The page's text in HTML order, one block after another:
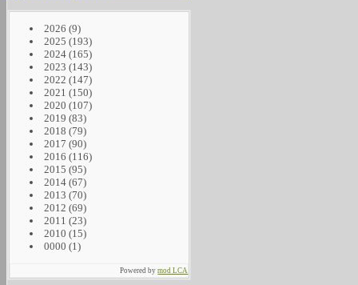
2026 (9)
2025 (193)
2024 (165)
2023 (143)
2022 (147)
2021 (150)
2020 (107)
2019 (83)
2018 (79)
2017 (90)
2016 (116)
2015 (95)
2014 (67)
2013 (70)
2012 (69)
2011 (23)
2010 (15)
0000 (1)
Powered bymod LCA